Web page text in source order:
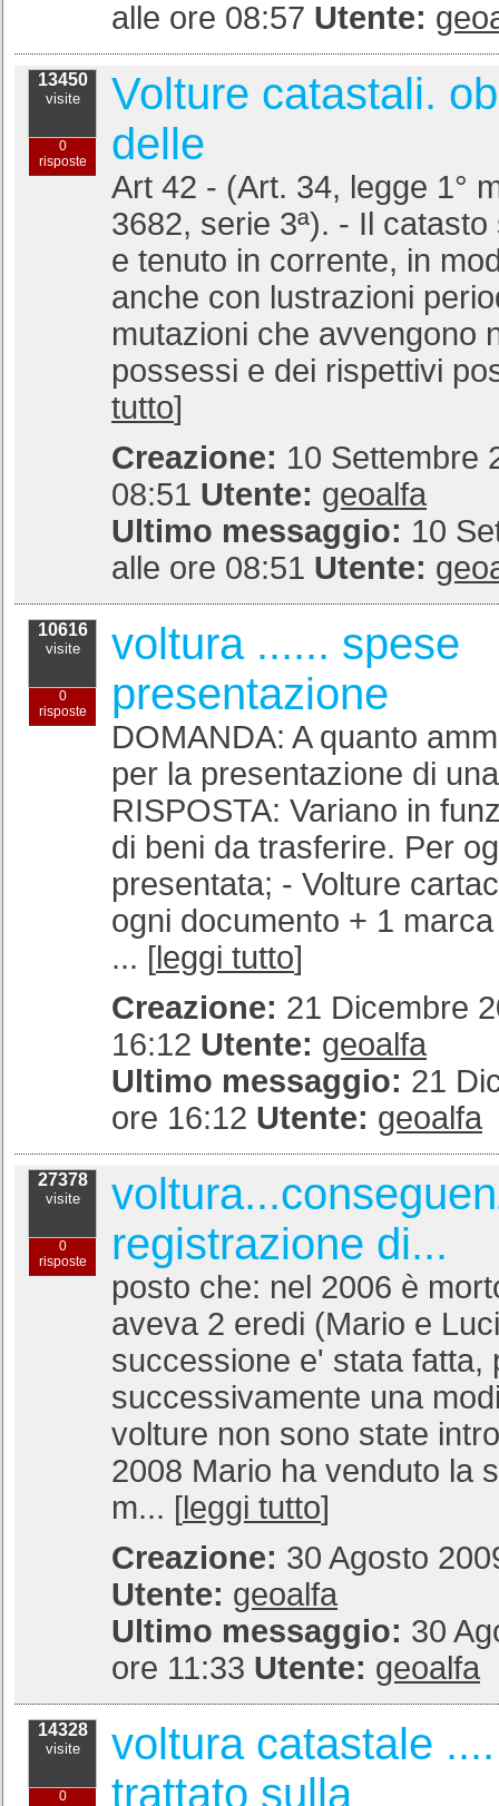
alle ore 08:57 Utente:
13450
visite
0
risposte
Volture catastali.
delle
Art 42 - (Art. 34, legge 1°
3682, serie 3ª). - Il
e tenuto in corrente, in
anche con lustrazioni
mutazioni che avvengono
possessi e dei rispettivi
tutto]
Creazione: 10 Settembre
08:51 Utente: geoalfa
Ultimo messaggio: 10
alle ore 08:51 Utente:
10616
visite
0
risposte
voltura ...... spese
presentazione
DOMANDA: A quanto
per la presentazione di
RISPOSTA: Variano in
di beni da trasferire. Per
presentata; - Volture
ogni documento + 1
... [leggi tutto]
Creazione: 21 Dicembre
16:12 Utente: geoalfa
Ultimo messaggio: 21
ore 16:12 Utente: geoalfa
27378
visite
0
risposte
registrazione di...
posto che: nel 2006 è
aveva 2 eredi (Mario e
successione e' stata fatta,
successivamente una
volture non sono state
2008 Mario ha venduto la
m... [leggi tutto]
Creazione: 30 Agosto
Utente: geoalfa
Ultimo messaggio: 30
ore 11:33 Utente: geoalfa
14328
visite
0
voltura catastale
trattato sulla